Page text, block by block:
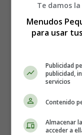
Te damos
Menudos
para usar
Publicidad
publicidad,
servicios
Contenido
Almacenar
acceder a